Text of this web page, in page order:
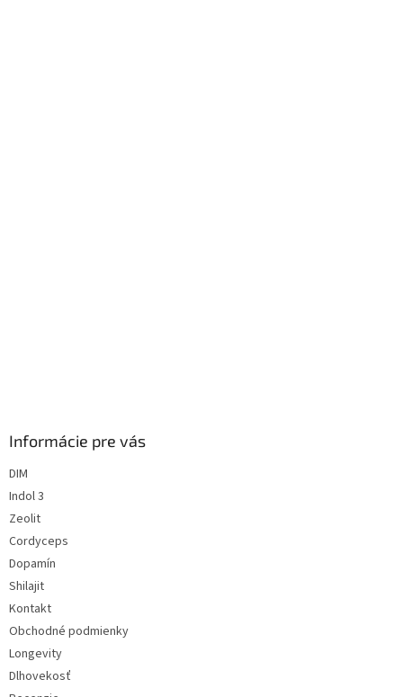
Informácie pre vás
DIM
Indol 3
Zeolit
Cordyceps
Dopamín
Shilajit
Kontakt
Obchodné podmienky
Longevity
Dlhovekosť